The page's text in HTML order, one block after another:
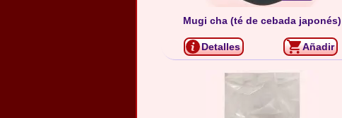
Mugi cha (té de cebada japonés)
Detalles Añadir